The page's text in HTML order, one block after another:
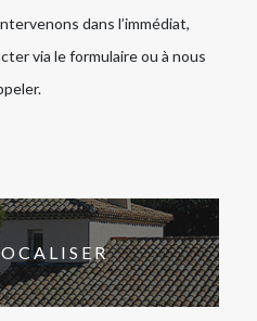
dans l’immédiat,
via le formulaire ou à nous